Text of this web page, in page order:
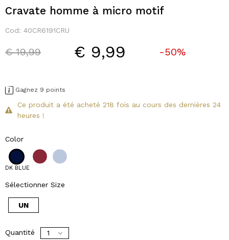
Cravate homme à micro motif
Cod: 40CR6191CRU
Price reduced from
€ 19,99to € 9,99 -50%
Gagnez 9 points
Ce produit a été acheté 218 fois au cours des dernières 24
heures !
Color
DK BLUE
Sélectionner Size
UN
Quantité